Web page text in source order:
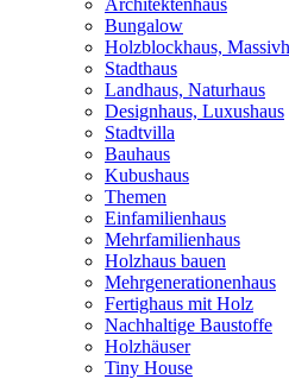
Architektenhaus
Bungalow
Holzblockhaus,
Stadthaus
Landhaus, Naturhaus
Designhaus, Luxushaus
Stadtvilla
Bauhaus
Kubushaus
Themen
Einfamilienhaus
Mehrfamilienhaus
Holzhaus bauen
Mehrgenerationenhaus
Fertighaus mit Holz
Nachhaltige Baustoffe
Holzhäuser
Tiny House